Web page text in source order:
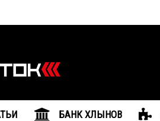
БАНК ХЛЫНОВ